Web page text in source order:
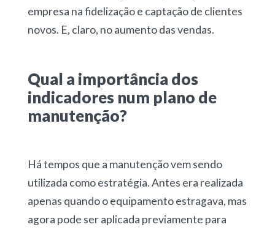
empresa na fidelização e captação de clientes
novos. E, claro, no aumento das vendas.
Qual a importância dos
indicadores num plano de
manutenção?
Há tempos que a manutenção vem sendo
utilizada como estratégia. Antes era realizada
apenas quando o equipamento estragava, mas
agora pode ser aplicada previamente para